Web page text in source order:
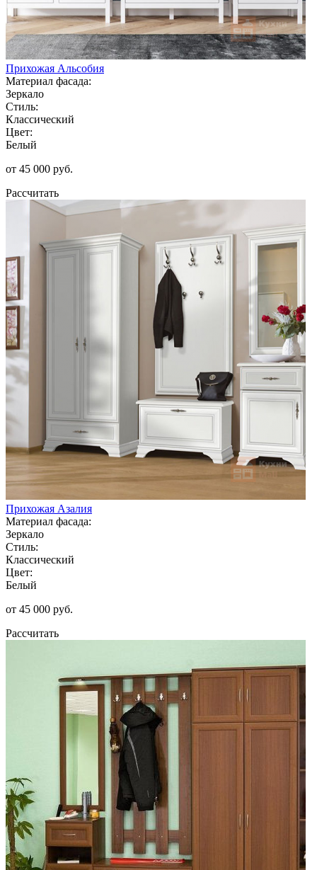
Прихожая Альсобия
Материал фасада:
Зеркало
Стиль:
Классический
Цвет:
Белый
от 45 000 руб.
Рассчитать
Прихожая Азалия
Материал фасада:
Зеркало
Стиль:
Классический
Цвет:
Белый
от 45 000 руб.
Рассчитать